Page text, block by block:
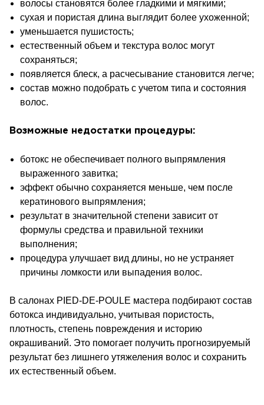
волосы становятся более гладкими и мягкими;
сухая и пористая длина выглядит более ухоженной;
уменьшается пушистость;
естественный объем и текстура волос могут
сохраняться;
появляется блеск, а расчесывание становится легче;
состав можно подобрать с учетом типа и состояния
волос.
Возможные недостатки процедуры:
ботокс не обеспечивает полного выпрямления
выраженного завитка;
эффект обычно сохраняется меньше, чем после
кератинового выпрямления;
результат в значительной степени зависит от
формулы средства и правильной техники
выполнения;
процедура улучшает вид длины, но не устраняет
причины ломкости или выпадения волос.
В салонах PIED-DE-POULE мастера подбирают состав
ботокса индивидуально, учитывая пористость,
плотность, степень повреждения и историю
окрашиваний. Это помогает получить прогнозируемый
результат без лишнего утяжеления волос и сохранить
их естественный объем.